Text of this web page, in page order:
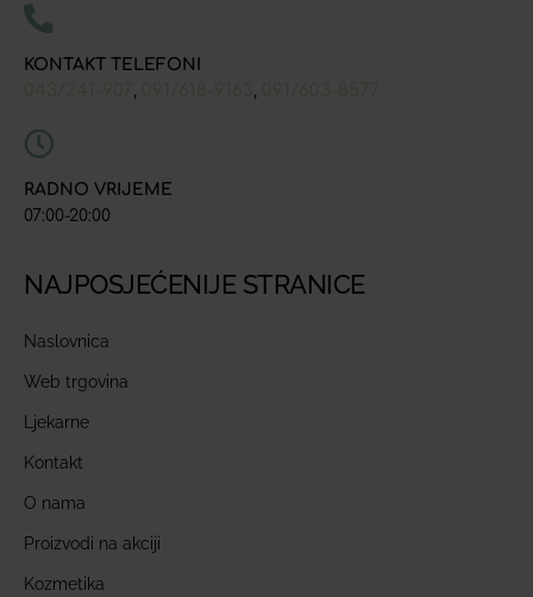
KONTAKT TELEFONI
, ,
RADNO VRIJEME
07:00-20:00
NAJPOSJEĆENIJE STRANICE
Naslovnica
Web trgovina
Ljekarne
Kontakt
O nama
Proizvodi na akciji
Kozmetika